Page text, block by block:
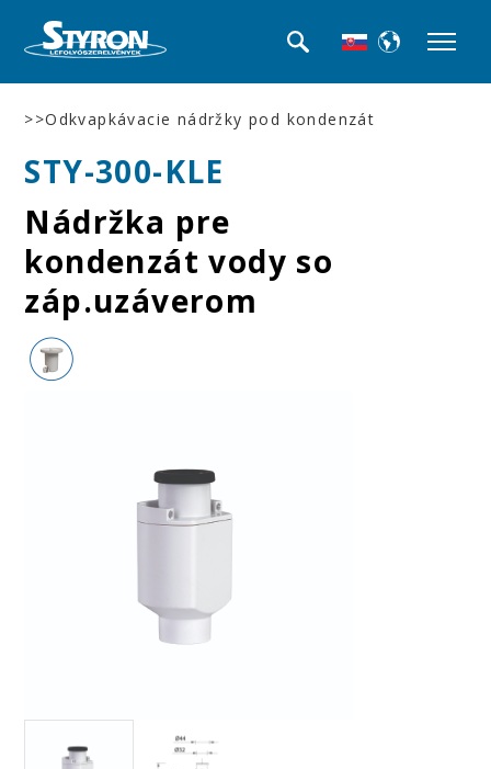
>>Odkvapkávacie nádržky pod kondenzát
STY-300-KLE
Nádržka pre
kondenzát vody so
záp.uzáverom